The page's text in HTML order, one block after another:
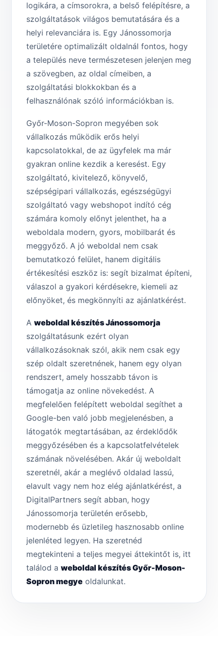
logikára, a címsorokra, a belső felépítésre, a
szolgáltatások világos bemutatására és a
helyi relevanciára is. Egy Jánossomorja
területére optimalizált oldalnál fontos, hogy
a település neve természetesen jelenjen meg
a szövegben, az oldal címeiben, a
szolgáltatási blokkokban és a
felhasználónak szóló információkban is.
Győr-Moson-Sopron megyében sok
vállalkozás működik erős helyi
kapcsolatokkal, de az ügyfelek ma már
gyakran online kezdik a keresést. Egy
szolgáltató, kivitelező, könyvelő,
szépségipari vállalkozás, egészségügyi
szolgáltató vagy webshopot indító cég
számára komoly előnyt jelenthet, ha a
weboldala modern, gyors, mobilbarát és
meggyőző. A jó weboldal nem csak
bemutatkozó felület, hanem digitális
értékesítési eszköz is: segít bizalmat építeni,
válaszol a gyakori kérdésekre, kiemeli az
előnyöket, és megkönnyíti az ajánlatkérést.
A weboldal készítés Jánossomorja
szolgáltatásunk ezért olyan
vállalkozásoknak szól, akik nem csak egy
szép oldalt szeretnének, hanem egy olyan
rendszert, amely hosszabb távon is
támogatja az online növekedést. A
megfelelően felépített weboldal segíthet a
Google-ben való jobb megjelenésben, a
látogatók megtartásában, az érdeklődők
meggyőzésében és a kapcsolatfelvételek
számának növelésében. Akár új weboldalt
szeretnél, akár a meglévő oldalad lassú,
elavult vagy nem hoz elég ajánlatkérést, a
DigitalPartners segít abban, hogy
Jánossomorja területén erősebb,
modernebb és üzletileg hasznosabb online
jelenléted legyen. Ha szeretnéd
megtekinteni a teljes megyei áttekintőt is, itt
találod a weboldal készítés Győr-Moson-
Sopron megye oldalunkat.